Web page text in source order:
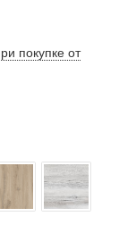
покупке от